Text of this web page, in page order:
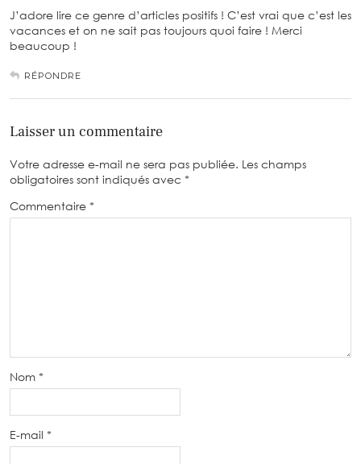
J’adore lire ce genre d’articles positifs ! C’est vrai que c’est les
vacances et on ne sait pas toujours quoi faire ! Merci
beaucoup !
RÉPONDRE
Laisser un commentaire
Votre adresse e-mail ne sera pas publiée. Les champs
obligatoires sont indiqués avec *
Commentaire *
Nom *
E-mail *